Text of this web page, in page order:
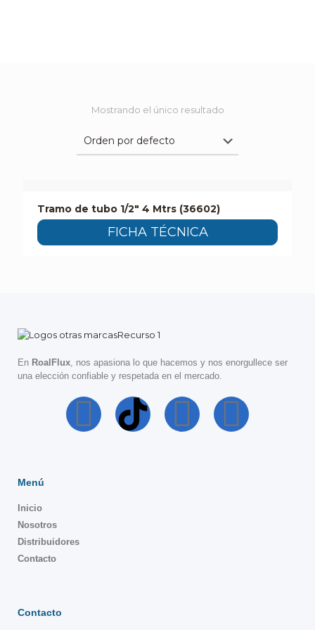
Mostrando el único resultado
Tramo de tubo 1/2″ 4 Mtrs (36602)
FICHA TÉCNICA
En RoalFlux, nos apasiona lo que hacemos y nos enorgullece ser
una elección confiable y respetada en el mercado.
Menú
Inicio
Nosotros
Distribuidores
Contacto
Contacto